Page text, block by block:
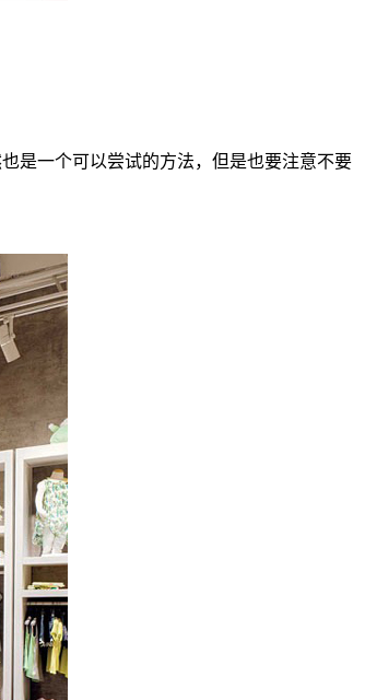
是一个可以尝试的方法，但是也要注意不要